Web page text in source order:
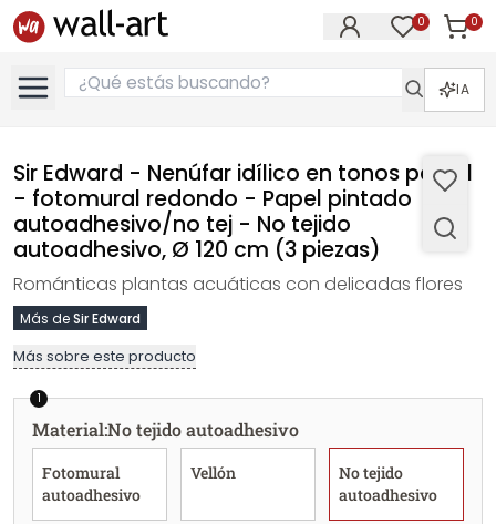
0 0
IA
Sir Edward - Nenúfar idílico en tonos pastel
- fotomural redondo - Papel pintado
autoadhesivo/no tej - No tejido
autoadhesivo, Ø 120 cm (3 piezas)
Románticas plantas acuáticas con delicadas flores
Más deSir Edward
Más sobre este producto
1
Material:No tejido autoadhesivo
Fotomural
autoadhesivo
Vellón
No tejido
autoadhesivo